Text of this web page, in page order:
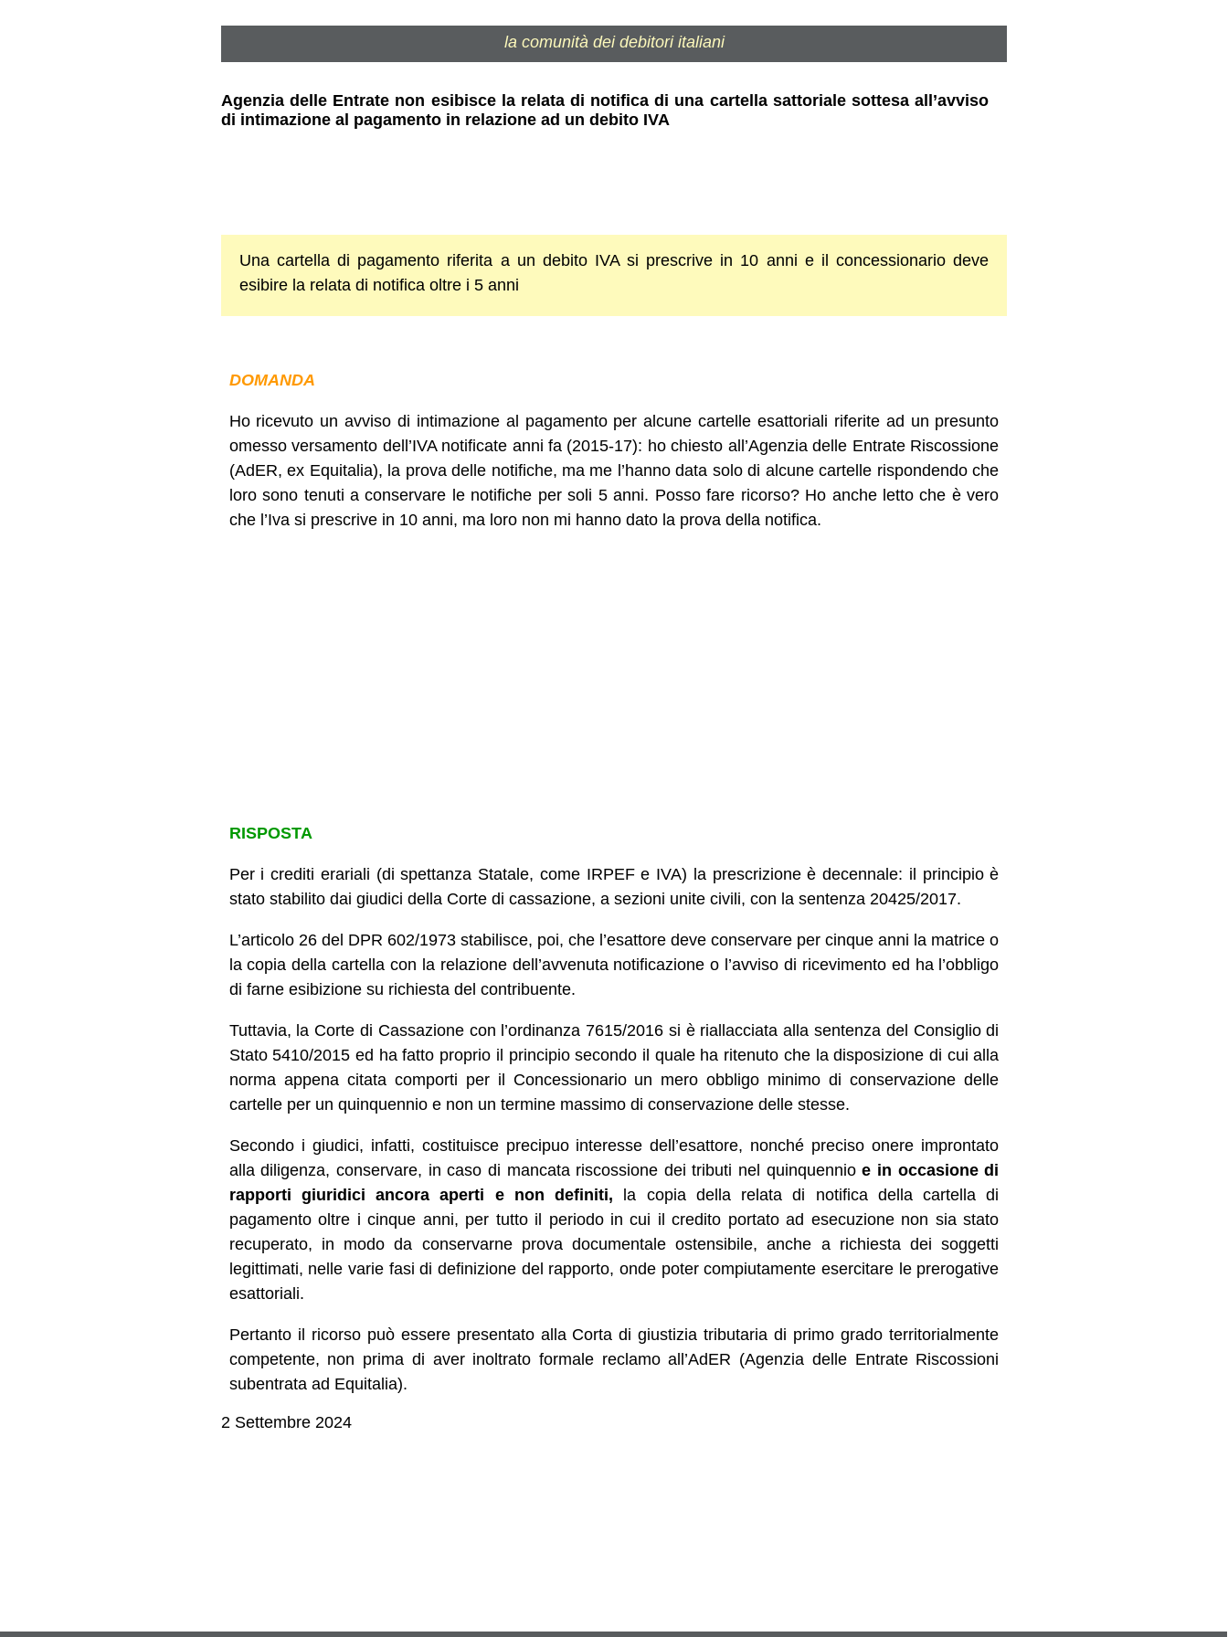
la comunità dei debitori italiani
Agenzia delle Entrate non esibisce la relata di notifica di una cartella sattoriale sottesa all’avviso
di intimazione al pagamento in relazione ad un debito IVA
Una cartella di pagamento riferita a un debito IVA si prescrive in 10 anni e il concessionario deve
esibire la relata di notifica oltre i 5 anni
DOMANDA
Ho ricevuto un avviso di intimazione al pagamento per alcune cartelle esattoriali riferite ad un presunto
omesso versamento dell’IVA notificate anni fa (2015-17): ho chiesto all’Agenzia delle Entrate Riscossione
(AdER, ex Equitalia), la prova delle notifiche, ma me l’hanno data solo di alcune cartelle rispondendo che
loro sono tenuti a conservare le notifiche per soli 5 anni. Posso fare ricorso? Ho anche letto che è vero
che l’Iva si prescrive in 10 anni, ma loro non mi hanno dato la prova della notifica.
RISPOSTA
Per i crediti erariali (di spettanza Statale, come IRPEF e IVA) la prescrizione è decennale: il principio è
stato stabilito dai giudici della Corte di cassazione, a sezioni unite civili, con la sentenza 20425/2017.
L’articolo 26 del DPR 602/1973 stabilisce, poi, che l’esattore deve conservare per cinque anni la matrice o
la copia della cartella con la relazione dell’avvenuta notificazione o l’avviso di ricevimento ed ha l’obbligo
di farne esibizione su richiesta del contribuente.
Tuttavia, la Corte di Cassazione con l’ordinanza 7615/2016 si è riallacciata alla sentenza del Consiglio di
Stato 5410/2015 ed ha fatto proprio il principio secondo il quale ha ritenuto che la disposizione di cui alla
norma appena citata comporti per il Concessionario un mero obbligo minimo di conservazione delle
cartelle per un quinquennio e non un termine massimo di conservazione delle stesse.
Secondo i giudici, infatti, costituisce precipuo interesse dell’esattore, nonché preciso onere improntato
alla diligenza, conservare, in caso di mancata riscossione dei tributi nel quinquennioe in occasione di
rapporti giuridici ancora aperti e non definiti, la copia della relata di notifica della cartella di
pagamento oltre i cinque anni, per tutto il periodo in cui il credito portato ad esecuzione non sia stato
recuperato, in modo da conservarne prova documentale ostensibile, anche a richiesta dei soggetti
legittimati, nelle varie fasi di definizione del rapporto, onde poter compiutamente esercitare le prerogative
esattoriali.
Pertanto il ricorso può essere presentato alla Corta di giustizia tributaria di primo grado territorialmente
competente, non prima di aver inoltrato formale reclamo all’AdER (Agenzia delle Entrate Riscossioni
subentrata ad Equitalia).
2 Settembre 2024